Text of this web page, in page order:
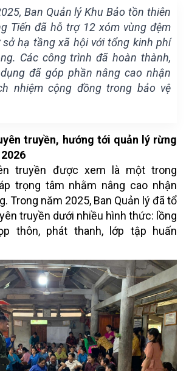
Ban Quản lý Khu Bảo tồn thiên
Tiến đã hỗ trợ 12 xóm vùng đệm
hạ tầng xã hội với tổng kinh phí
Các công trình đã hoàn thành,
đã góp phần nâng cao nhận
nhiệm cộng đồng trong bảo vệ
truyền, hướng tới quản lý rừng
truyền được xem là một trong
trọng tâm nhằm nâng cao nhận
Trong năm 2025, Ban Quản lý đã tổ
truyền dưới nhiều hình thức: lồng
thôn, phát thanh, lớp tập huấn